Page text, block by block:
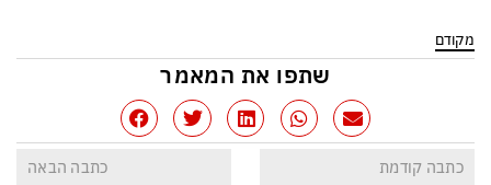
מקודם
שתפו את המאמר
כתבה קודמת כתבה הבאה